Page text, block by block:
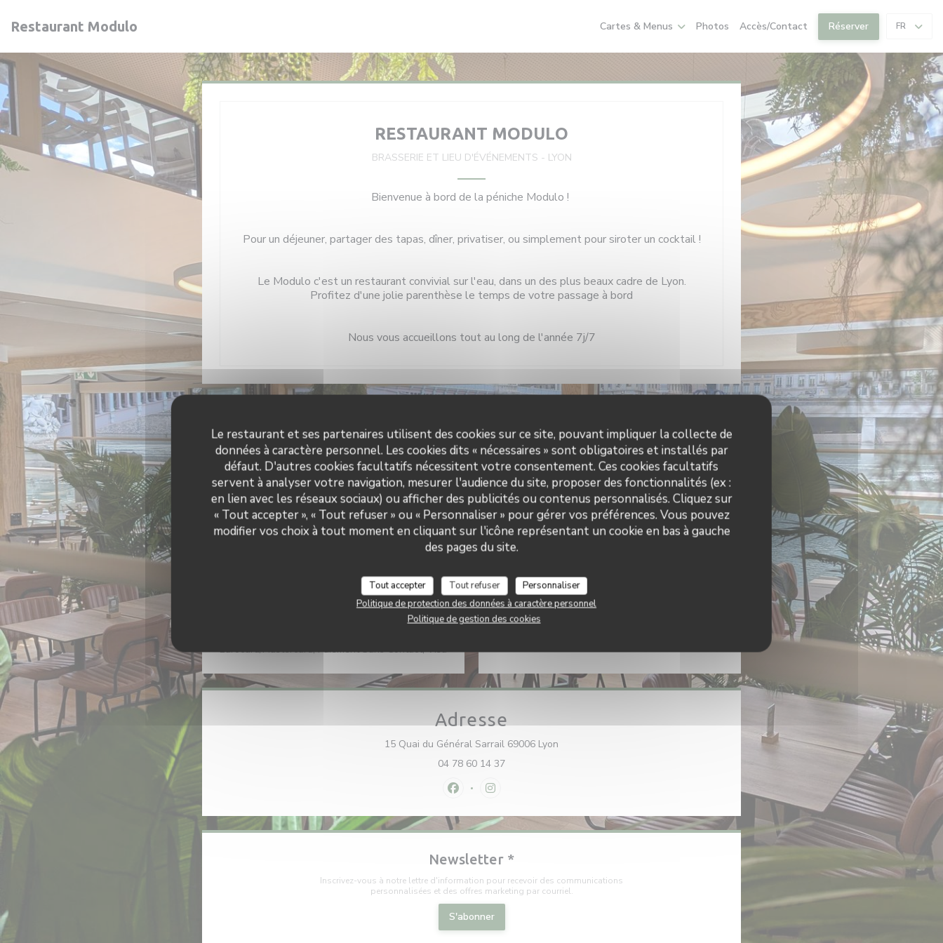
Le restaurant et ses partenaires utilisent des cookies sur ce site, pouvant impliquer la collecte de
données à caractère personnel. Les cookies dits « nécessaires » sont obligatoires et installés par
défaut. D'autres cookies facultatifs nécessitent votre consentement. Ces cookies facultatifs
servent à analyser votre navigation, mesurer l'audience du site, proposer des fonctionnalités (ex :
en lien avec les réseaux sociaux) ou afficher des publicités ou contenus personnalisés. Cliquez sur
« Tout accepter », « Tout refuser » ou « Personnaliser » pour gérer vos préférences. Vous pouvez
modifier vos choix à tout moment en cliquant sur l'icône représentant un cookie en bas à gauche
des pages du site.
Tout accepter Tout refuser
Personnaliser
Politique de protection des données à caractère personnel
Politique de gestion des cookies
Restaurant Modulo Cartes & Menus Photos Accès/Contact Réserver FR
RESTAURANT MODULO
BRASSERIE ET LIEU D'ÉVÉNEMENTS - LYON
Bienvenue à bord de la péniche Modulo !
Pour un déjeuner, partager des tapas, dîner, privatiser, ou simplement pour siroter un cocktail !
Le Modulo c'est un restaurant convivial sur l'eau, dans un des plus beaux cadre de Lyon.
Profitez d'une jolie parenthèse le temps de votre passage à bord
Nous vous accueillons tout au long de l'année 7j/7
Infos pratiques
Cuisine
Cuisine d'été, Produits frais, Fait maison
Type de restaurant
Brasserie et lieu d'événements, Péniche
restaurant, Brasserie
mobilité réduite, Terrasse, Wifi
Moyens de paiement
Chèques Vacances, Titres restaurant, Carte Bleue,
Eurocard/Mastercard, Paiement Sans Contact, Visa
Horaires
Lun -Ven 10h00 - 01h00
Sam-Dim 09h00 - 01h00
Adresse
15 Quai du Général Sarrail 69006 Lyon
04 78 60 14 37
Facebook ((ouvre une nouvelle fenêtre))
Instagram ((ouvre une nouvelle fenêtre))
Newsletter *
Inscrivez-vous à notre lettre d'information pour recevoir des communications
personnalisées et des offres marketing par courriel.
S'abonner
Restaurant Modulo